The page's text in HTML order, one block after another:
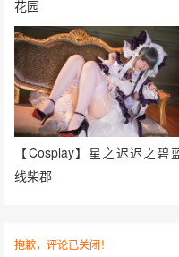
花园
【Cosplay】星之迟迟之碧
线柴郡
抱歉，评论已关闭！